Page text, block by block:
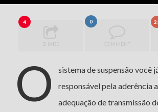
4
SHARE
0
COMMENT
O
sistema de suspensão você
responsável pela aderência
adequação de transmissão